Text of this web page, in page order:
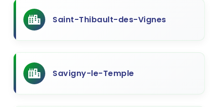
Saint-Thibault-des-Vignes
Savigny-le-Temple